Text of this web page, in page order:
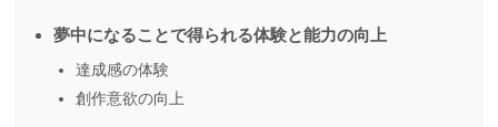
夢中になることで得られる体験と能力の向上
達成感の体験
創作意欲の向上